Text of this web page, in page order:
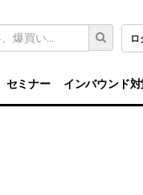
ロ
セミナー インバウンド